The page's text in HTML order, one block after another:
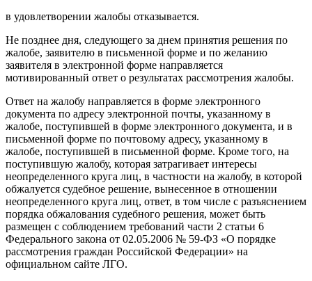
в удовлетворении жалобы отказывается.
Не позднее дня, следующего за днем принятия решения по
жалобе, заявителю в письменной форме и по желанию
заявителя в электронной форме направляется
мотивированный ответ о результатах рассмотрения жалобы.
Ответ на жалобу направляется в форме электронного
документа по адресу электронной почты, указанному в
жалобе, поступившей в форме электронного документа, и в
письменной форме по почтовому адресу, указанному в
жалобе, поступившей в письменной форме. Кроме того, на
поступившую жалобу, которая затрагивает интересы
неопределенного круга лиц, в частности на жалобу, в которой
обжалуется судебное решение, вынесенное в отношении
неопределенного круга лиц, ответ, в том числе с разъяснением
порядка обжалования судебного решения, может быть
размещен с соблюдением требований части 2 статьи 6
Федерального закона от 02.05.2006 № 59-ФЗ «О порядке
рассмотрения граждан Российской Федерации» на
официальном сайте ЛГО.